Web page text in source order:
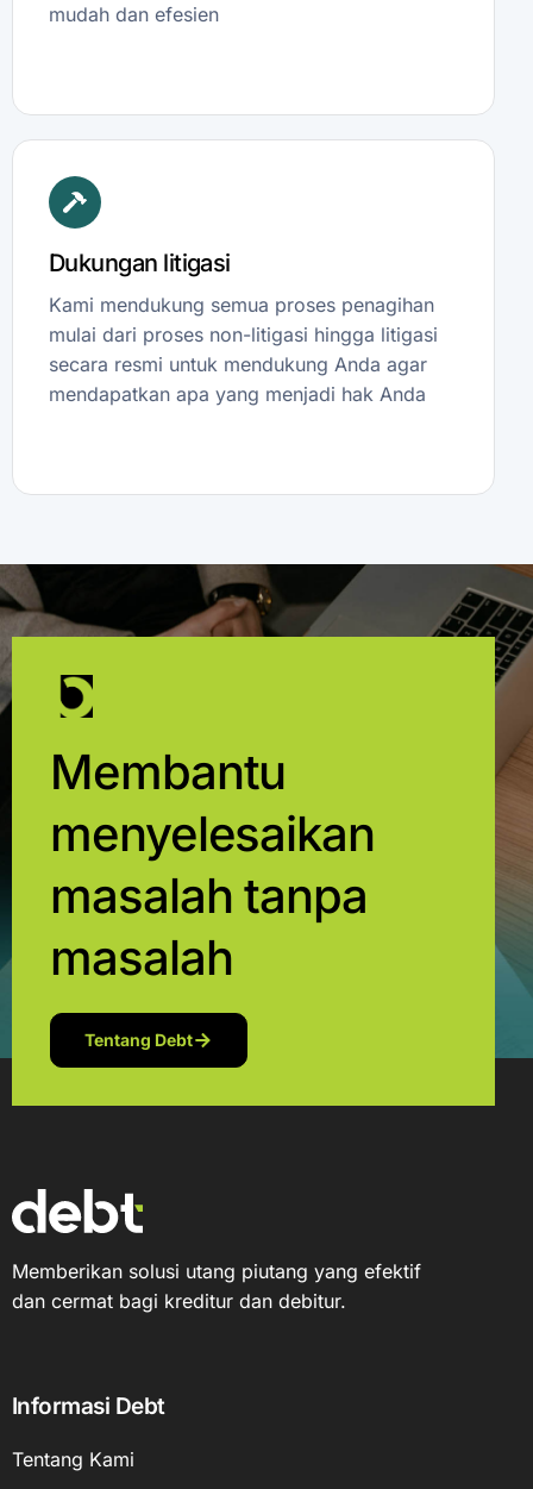
mudah dan efesien
Dukungan litigasi
Kami mendukung semua proses penagihan
mulai dari proses non-litigasi hingga litigasi
secara resmi untuk mendukung Anda agar
mendapatkan apa yang menjadi hak Anda
Membantu
menyelesaikan
masalah tanpa
masalah
Tentang Debt
Memberikan solusi utang piutang yang efektif
dan cermat bagi kreditur dan debitur.
Informasi Debt
Tentang Kami